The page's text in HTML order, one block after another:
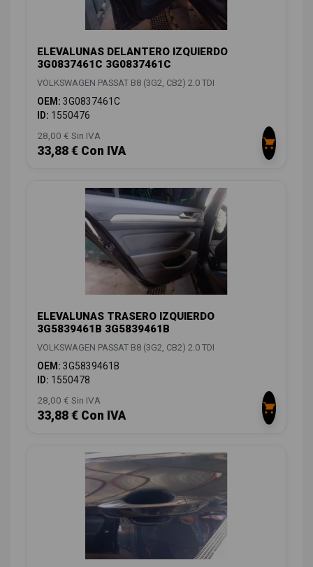
ELEVALUNAS DELANTERO IZQUIERDO
3G0837461C 3G0837461C
VOLKSWAGEN PASSAT B8 (3G2, CB2) 2.0 TDI
OEM: 3G0837461C
ID: 1550476
28,00 € Sin IVA
33,88 € Con IVA
ELEVALUNAS TRASERO IZQUIERDO
3G5839461B 3G5839461B
VOLKSWAGEN PASSAT B8 (3G2, CB2) 2.0 TDI
OEM: 3G5839461B
ID: 1550478
28,00 € Sin IVA
33,88 € Con IVA